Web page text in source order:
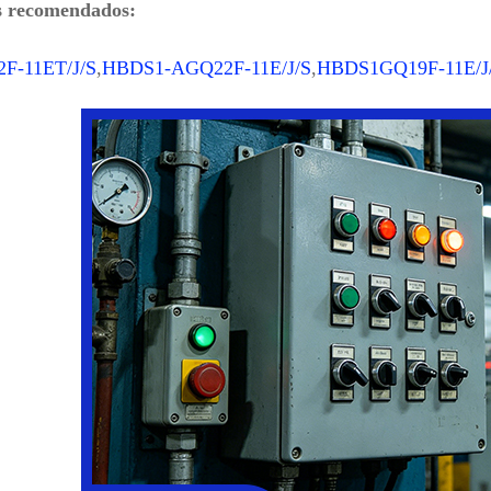
recomendados:
11ET/J/S,HBDS1-AGQ22F-11E/J/S,HBDS1GQ19F-11E/